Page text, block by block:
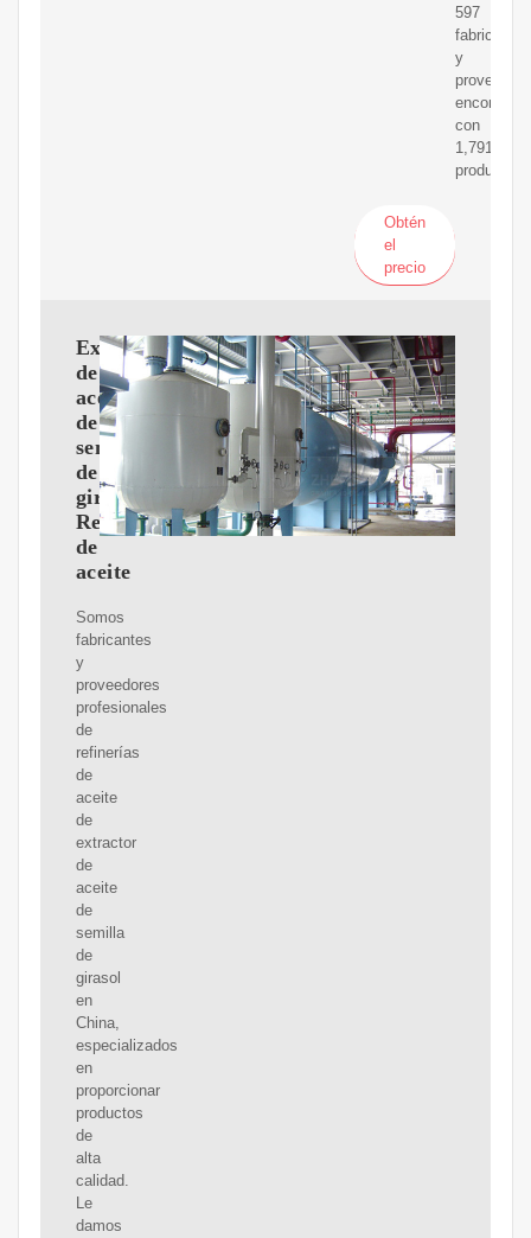
597
fabricantes
y
con
1,791
productos
Obtén
el
precio
Extractor
de
aceite
de
semilla
de
girasol
Refinería
de
aceite
Somos
fabricantes
y
proveedores
profesionales
de
refinerías
de
aceite
de
extractor
de
aceite
de
semilla
de
girasol
en
China,
especializados
en
proporcionar
productos
de
alta
calidad.
Le
damos